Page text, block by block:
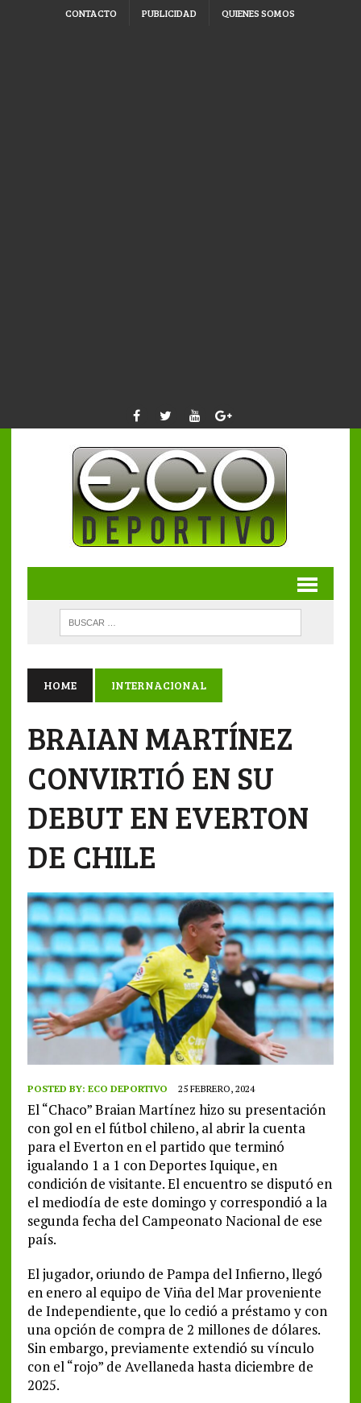
CONTACTO PUBLICIDAD QUIENES SOMOS
HOME INTERNACIONAL
BRAIAN MARTÍNEZ
CONVIRTIÓ EN SU
DEBUT EN EVERTON
DE CHILE
POSTED BY: ECO DEPORTIVO 25 FEBRERO, 2024
El “Chaco” Braian Martínez hizo su presentación
con gol en el fútbol chileno, al abrir la cuenta
para el Everton en el partido que terminó
igualando 1 a 1 con Deportes Iquique, en
condición de visitante. El encuentro se disputó en
el mediodía de este domingo y correspondió a la
segunda fecha del Campeonato Nacional de ese
país.
El jugador, oriundo de Pampa del Infierno, llegó
en enero al equipo de Viña del Mar proveniente
de Independiente, que lo cedió a préstamo y con
una opción de compra de 2 millones de dólares.
Sin embargo, previamente extendió su vínculo
con el “rojo” de Avellaneda hasta diciembre de
2025.